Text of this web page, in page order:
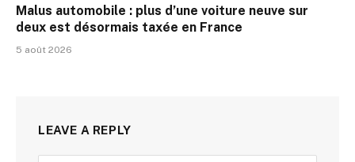
Malus automobile : plus d’une voiture neuve sur
deux est désormais taxée en France
5 août 2026
LEAVE A REPLY